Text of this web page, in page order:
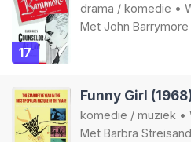
17
drama / komedie •
Met John Barrymore
Funny Girl
komedie / muziek •
Met Barbra Streisand